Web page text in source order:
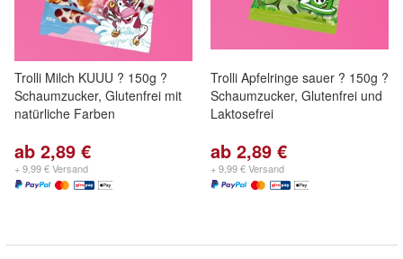
Trolli Milch KUUU ? 150g ?
Schaumzucker, Glutenfrei mit
natürliche Farben
ab 2,89 €
+ 9,99 € Versand
Trolli Apfelringe sauer ? 150g ?
Schaumzucker, Glutenfrei und
Laktosefrei
ab 2,89 €
+ 9,99 € Versand